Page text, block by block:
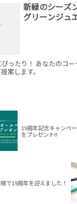
新緑のシーズ
グリーンジュ
ったり！ あなたのコ
案します。
19周年記念キャンペ
をプレゼント!!
で19周年を迎えました！